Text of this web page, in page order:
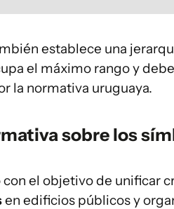
establece una
el máximo rango y
la normativa uruguaya.
sobre los
el objetivo de unificar
en edificios públicos y